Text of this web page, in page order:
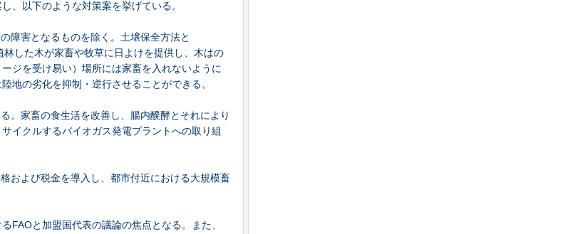
、以下のような対策案を挙げている。
障害となるものを除く。土壌保全方法と
した木が家畜や牧草に日よけを提供し、木はの
ジを受け易い）場所には家畜を入れないように
地の劣化を抑制・逆行させることができる。
。家畜の食生活を改善し、腸内醗酵とそれにより
イクルするバイオガス発電プラントへの取り組
および税金を導入し、都市付近における大規模畜
FAOと加盟国代表の議論の焦点となる。また、